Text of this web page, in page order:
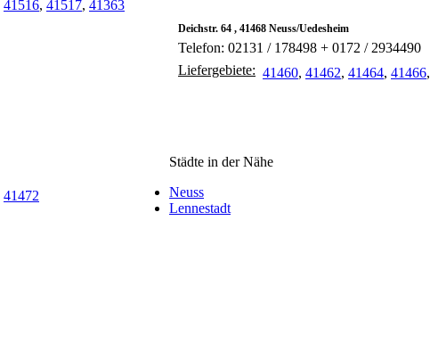
41516, 41517, 41363
Deichstr. 64 , 41468 Neuss/Uedesheim
Telefon: 02131 / 178498 + 0172 / 2934490
Liefergebiete: 41460, 41462, 41464, 41466,
41472
Städte in der Nähe
Neuss
Lennestadt